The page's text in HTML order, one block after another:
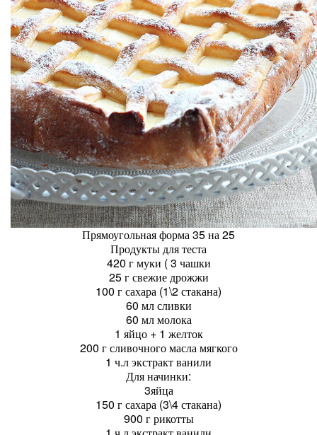
Прямоугольная форма 35 на 25
Продукты для теста
420 г муки ( 3 чашки
25 г свежие дрожжи
100 г сахара (1\2 стакана)
60 мл сливки
60 мл молока
1 яйцо + 1 желток
200 г сливочного масла мягкого
1 ч.л экстракт ванили
Для начинки:
3яйца
150 г сахара (3\4 стакана)
900 г рикотты